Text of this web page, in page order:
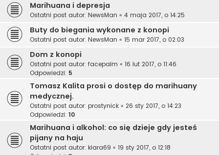
Marihuana i depresja
Ostatni post autor: NewsMan « 4 maja 2017, o 14:25
Buty do biegania wykonane z konopi
Ostatni post autor: NewsMan « 15 mar 2017, o 02:03
Dom z konopi
Ostatni post autor: facepalm « 16 lut 2017, o 11:46
Odpowiedzi: 5
Tomasz Kalita prosi o dostęp do marihuany
medycznej.
Ostatni post autor: prostynick « 26 sty 2017, o 14:23
Odpowiedzi: 10
Marihuana i alkohol: co się dzieje gdy jesteś
pijany na haju
Ostatni post autor: kiara69 « 19 sty 2017, o 12:18